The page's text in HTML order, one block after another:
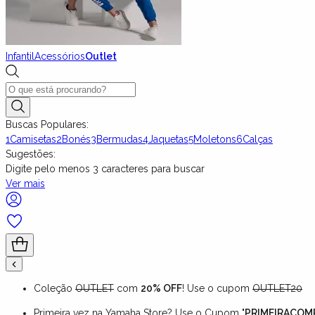
Infantil AcessóriosOutlet
Buscas Populares:
1Camisetas2Bonés3Bermudas4Jaquetas5Moletons6Calças
Sugestões:
Digite pelo menos 3 caracteres para buscar
Ver mais
Coleção OUTLET com 20% OFF! Use o cupom OUTLET20